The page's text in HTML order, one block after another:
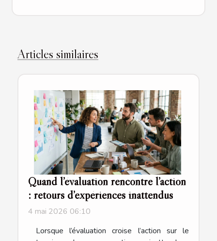
Articles similaires
Quand l’évaluation rencontre l’action
: retours d’expériences inattendus
4 mai 2026 06:10
Lorsque l’évaluation croise l’action sur le